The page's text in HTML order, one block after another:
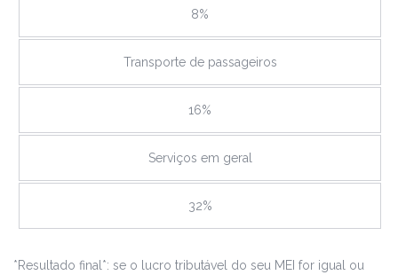
8%
Transporte de passageiros
16%
Serviços em geral
32%
*Resultado final*: se o lucro tributável do seu MEI for igual ou